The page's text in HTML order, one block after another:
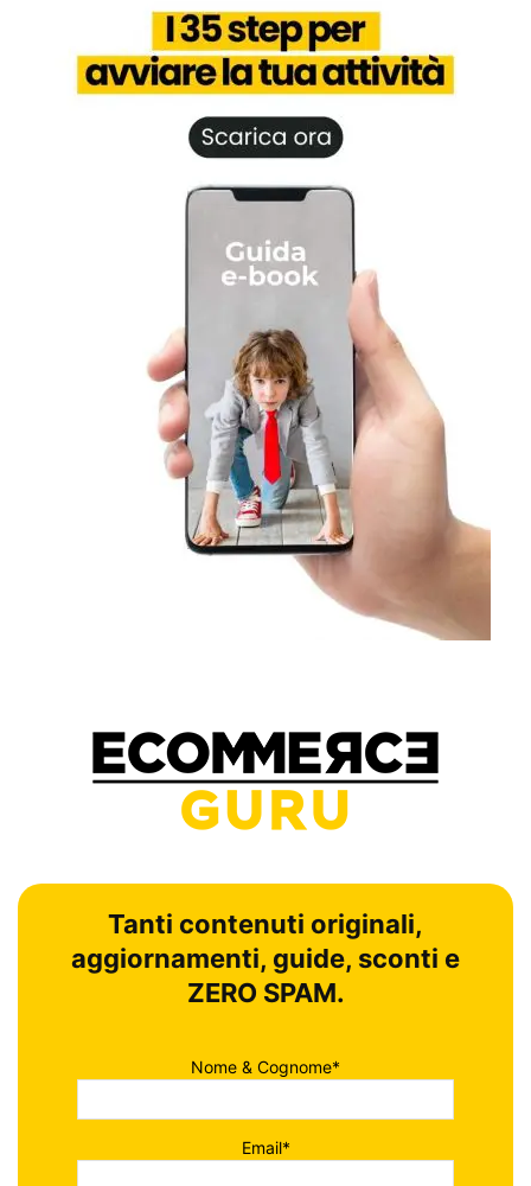
Tanti contenuti originali,
aggiornamenti, guide, sconti e
ZERO SPAM.
Nome & Cognome*
Email*